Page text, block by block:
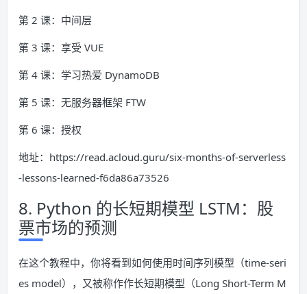
第 2 课：中间层
第 3 课：享受 VUE
第 4 课：学习热爱 DynamoDB
第 5 课：无服务器框架 FTW
第 6 课：授权
地址：https://read.acloud.guru/six-months-of-serverless
-lessons-learned-f6da86a73526
8. Python 的长短期模型 LSTM：股
票市场的预测
在这个教程中，你将看到如何使用时间序列模型（time-seri
es model），又被称作作长短期模型（Long Short-Term M